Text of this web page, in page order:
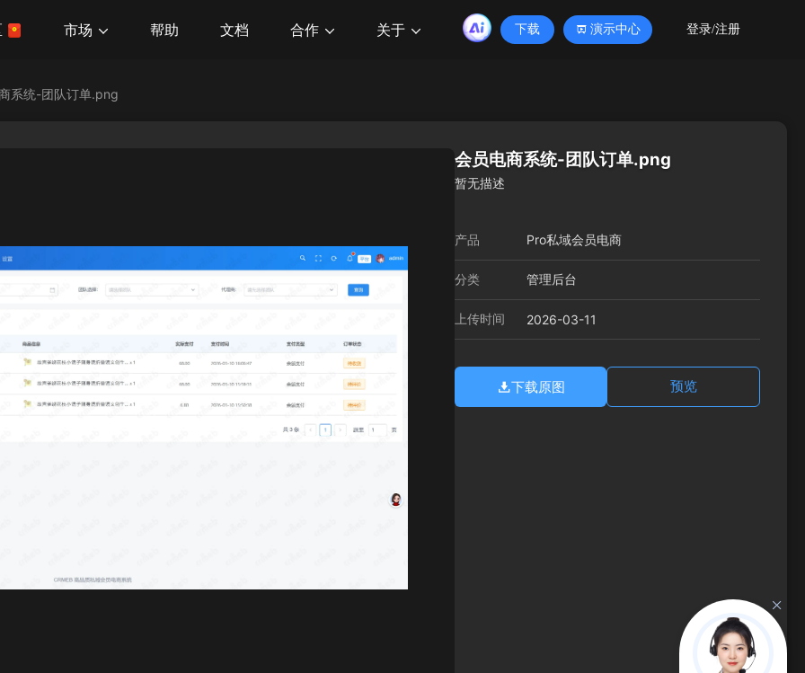
市场 帮助 文档 合作 关于 下载 演示中心 登录/注册
系统-团队订单.png
会员电商系统-团队订单.png
暂无描述
产品 Pro私域会员电商
分类 管理后台
上传时间 2026-03-11
下载原图 预览